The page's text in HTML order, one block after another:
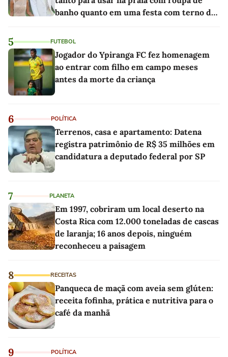
banho quanto em uma festa com terno de
5 FUTEBOL
Jogador do Ypiranga FC fez homenagem
ao entrar com filho em campo meses
antes da morte da criança
6 POLÍTICA
Terrenos, casa e apartamento: Datena
registra patrimônio de R$ 35 milhões em
candidatura a deputado federal por SP
7 PLANETA
Em 1997, cobriram um local deserto na
Costa Rica com 12.000 toneladas de cascas
de laranja; 16 anos depois, ninguém
reconheceu a paisagem
8 RECEITAS
Panqueca de maçã com aveia sem glúten:
receita fofinha, prática e nutritiva para o
café da manhã
9 POLÍTICA